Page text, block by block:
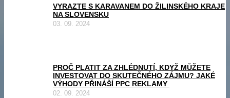
VYRAZTE S KARAVANEM DO ŽILINSKÉHO KRAJE
NA SLOVENSKU
03. 09. 2024
PROČ PLATIT ZA ZHLÉDNUTÍ, KDYŽ MŮŽETE
INVESTOVAT DO SKUTEČNÉHO ZÁJMU? JAKÉ
VÝHODY PŘINÁŠÍ PPC REKLAMY
02. 09. 2024